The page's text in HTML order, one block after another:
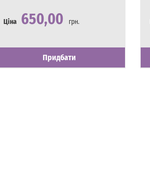
Ціна 650,00 грн.
Наявність
Є в наявності
Придбати